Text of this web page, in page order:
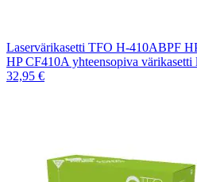
Laservärikasetti TFO H-410ABPF
HP CF410A yhteensopiva
32,95 €